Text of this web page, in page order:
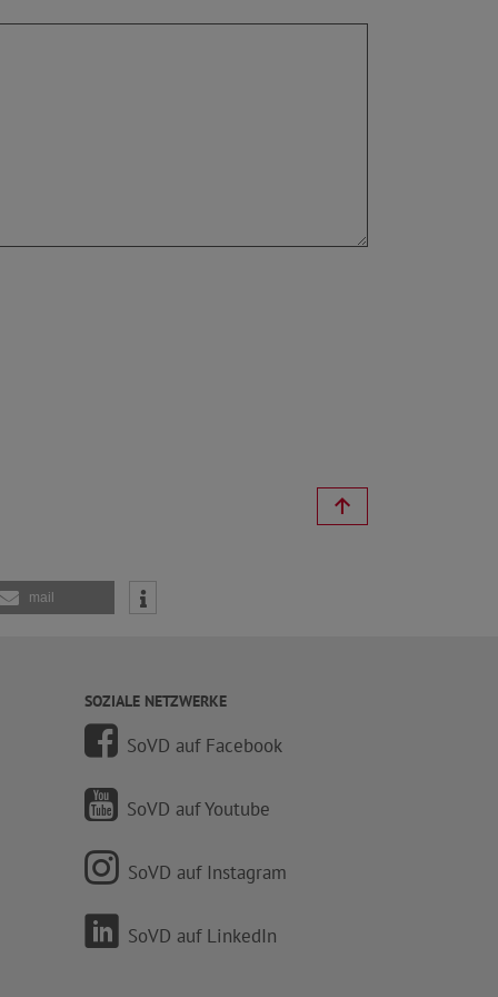
mail
SOZIALE NETZWERKE
SoVD auf Facebook
SoVD auf Youtube
SoVD auf Instagram
SoVD auf LinkedIn